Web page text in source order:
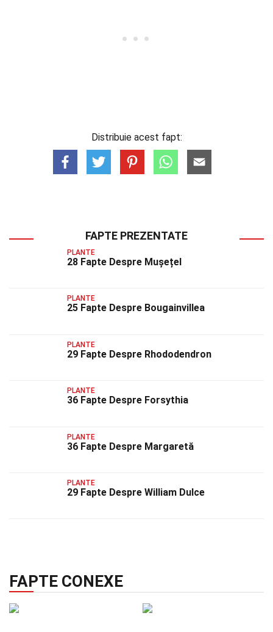
Distribuie acest fapt:
FAPTE PREZENTATE
PLANTE
28 Fapte Despre Mușețel
PLANTE
25 Fapte Despre Bougainvillea
PLANTE
29 Fapte Despre Rhododendron
PLANTE
36 Fapte Despre Forsythia
PLANTE
36 Fapte Despre Margaretă
PLANTE
29 Fapte Despre William Dulce
FAPTE CONEXE